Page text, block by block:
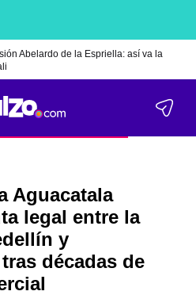
Abelardo de la Espriella: así va la
Aguacatala
legal entre la
y
décadas de